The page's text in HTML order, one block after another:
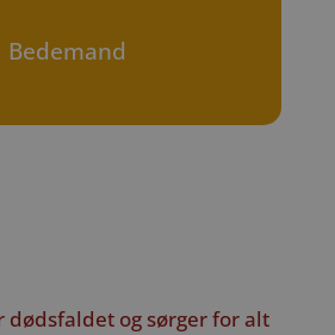
Bedemand
dødsfaldet og sørger for alt